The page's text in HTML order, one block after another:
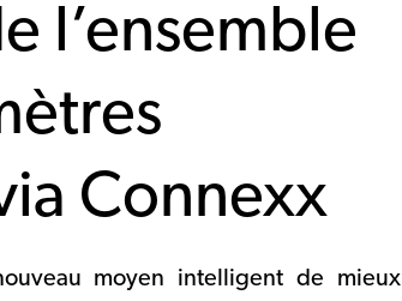
l’ensemble
Connexx
moyen intelligent de mieux